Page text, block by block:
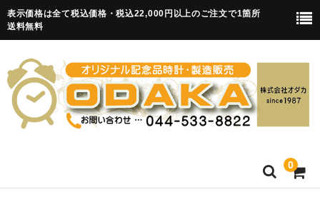
表示価格は全て税込価格・税込22,000円以上のご注文で1箇所
送料無料
0